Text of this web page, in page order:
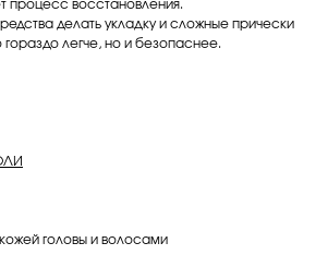
процесс восстановления.
делать укладку и сложные прически
гораздо легче, но и безопаснее.
головы и волосами